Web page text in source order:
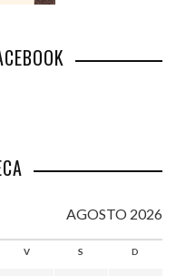
AGOSTO 2026
V S D